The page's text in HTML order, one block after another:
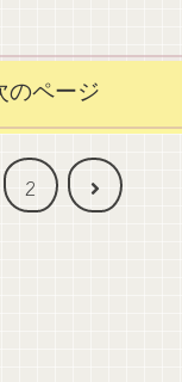
のページ
2